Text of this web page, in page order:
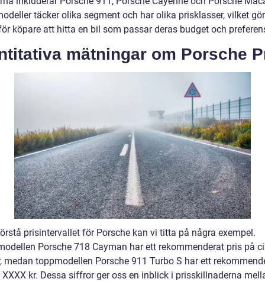
täcker olika segment och har olika prisklasser, vilket
köpare att hitta en bil som passar deras budget och
mätningar om Porsche
prisintervallet för Porsche kan vi titta på några exempel.
Porsche 718 Cayman har ett rekommenderat pris på
medan toppmodellen Porsche 911 Turbo S har ett
kr. Dessa siffror ger oss en inblick i prisskillnaderna